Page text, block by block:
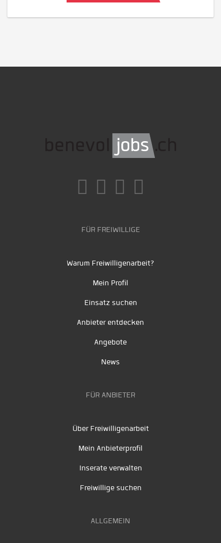
FÜR FREIWILLIGE
Warum Freiwilligenarbeit?
Mein Profil
Einsatz suchen
Anbieter entdecken
Angebote
News
FÜR ANBIETER
Über Freiwilligenarbeit
Mein Anbieterprofil
Inserate verwalten
Freiwillige suchen
ALLGEMEIN